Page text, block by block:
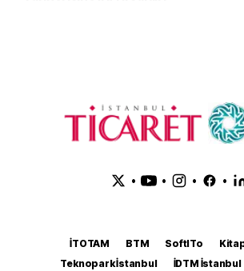
• • • •
İTOTAM BTM SoftITo
Teknopark İstanbul
İDTM İstanbul